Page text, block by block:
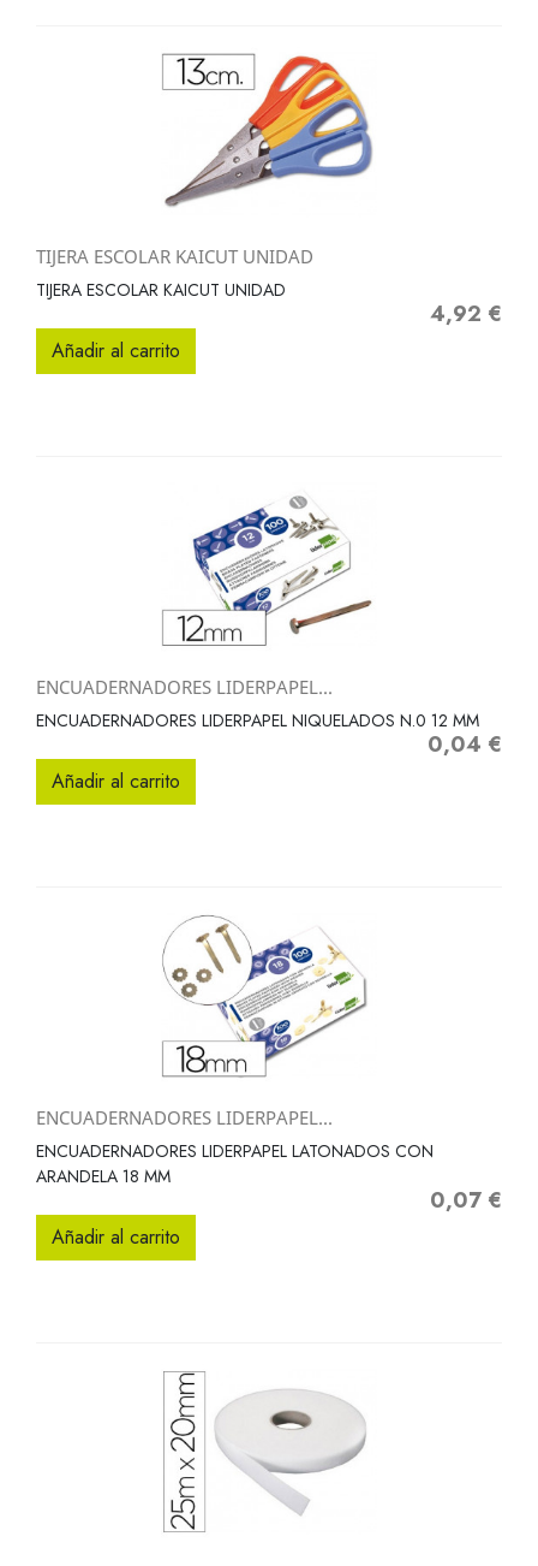
TIJERA ESCOLAR KAICUT UNIDAD
TIJERA ESCOLAR KAICUT UNIDAD
Precio
4,92 €
Añadir al carrito
ENCUADERNADORES LIDERPAPEL...
ENCUADERNADORES LIDERPAPEL NIQUELADOS N.0 12 MM
Precio
0,04 €
Añadir al carrito
ENCUADERNADORES LIDERPAPEL...
ENCUADERNADORES LIDERPAPEL LATONADOS CON
ARANDELA 18 MM
Precio
0,07 €
Añadir al carrito